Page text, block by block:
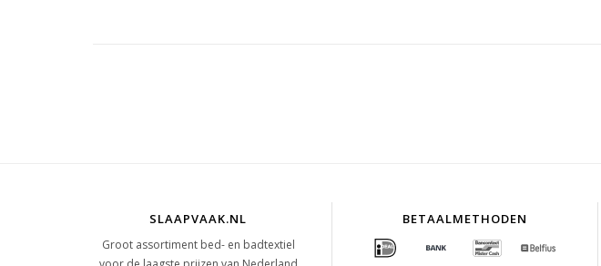
SLAAPVAAK.NL
Groot assortiment bed- en badtextiel
BETAALMETHODEN